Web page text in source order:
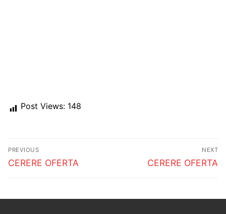
Post Views: 148
Post
navigation
PREVIOUS
Previous
CERERE OFERTA
NEXT
Next
CERERE OFERTA